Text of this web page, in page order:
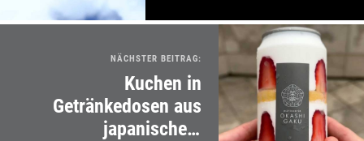
NÄCHSTER BEITRAG:
Kuchen in
Getränkedosen aus
japanischem